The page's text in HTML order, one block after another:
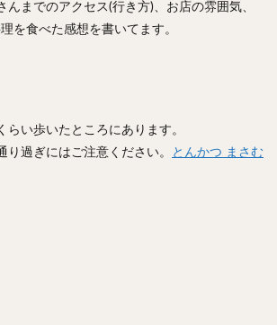
んまでのアクセス(行き方)、お店の雰囲気、
を食べた感想を書いてます。
らい歩いたところにあります。
り過ぎにはご注意ください。
とんかつ まさむ